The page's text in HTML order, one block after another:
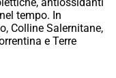
tempo. In
Colline Salernitane,
e Terre